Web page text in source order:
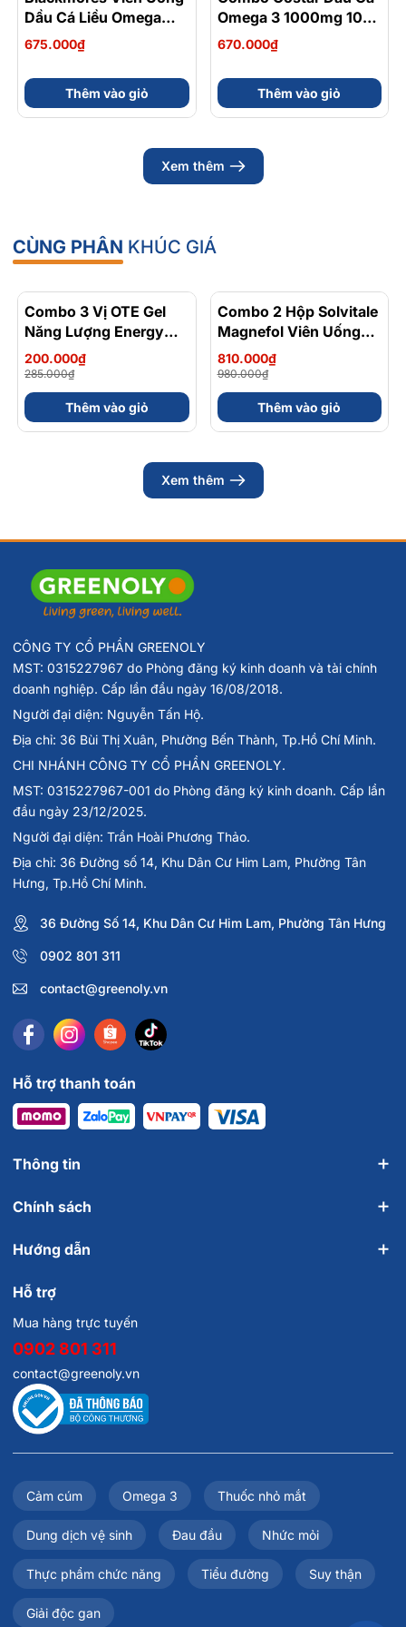
Dầu Cá Liều Omega
Gấp 2 Lần Double High
Strength Fish Oil 90
Viên
675.000₫
Thêm vào giỏ
Omega 3 1000mg 100
Viên, Sụn Cá Mập Blue
Shark Cartilage 750mg
120 Viên
670.000₫
Thêm vào giỏ
Xem thêm
CÙNG PHÂN KHÚC GIÁ
- 30%
Combo 3 Vị OTE Gel
Năng Lượng Energy
Gel Kết Hợp
Carbohydrate Điện Giải
56gram 82kcal
200.000₫
285.000₫
Thêm vào giỏ
- 17%
Combo 2 Hộp Solvitale
Magnefol Viên Uống
Magnesium
Bisglycinate + Vitamin
nhóm B (Hộp 30 Viên)
810.000₫
980.000₫
Thêm vào giỏ
Xem thêm
CÔNG TY CỔ PHẦN GREENOLY
MST: 0315227967 do Phòng đăng ký kinh doanh và tài chính
doanh nghiệp. Cấp lần đầu ngày 16/08/2018.
Người đại diện: Nguyễn Tấn Hộ.
Địa chỉ: 36 Bùi Thị Xuân, Phường Bến Thành, Tp.Hồ Chí Minh.
CHI NHÁNH CÔNG TY CỔ PHẦN GREENOLY.
MST: 0315227967-001 do Phòng đăng ký kinh doanh. Cấp lần
đầu ngày 23/12/2025.
Người đại diện: Trần Hoài Phương Thảo.
Địa chỉ: 36 Đường số 14, Khu Dân Cư Him Lam, Phường Tân
Hưng, Tp.Hồ Chí Minh.
36 Đường Số 14, Khu Dân Cư Him Lam, Phường Tân Hưng
0902 801 311
contact@greenoly.vn
Hỗ trợ thanh toán
Thông tin
Chính sách
Hướng dẫn
Hỗ trợ
Mua hàng trực tuyến
0902 801 311
contact@greenoly.vn
Cảm cúm Omega 3 Thuốc nhỏ mắt
Dung dịch vệ sinh Đau đầu Nhức mỏi
Thực phẩm chức năng Tiểu đường Suy thận
Giải độc gan